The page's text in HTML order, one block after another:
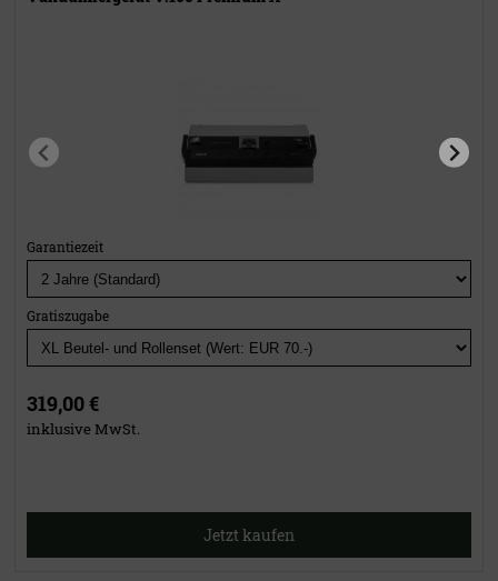
Garantiezeit
Gratiszugabe
319,00 €
inklusive MwSt.
Jetzt kaufen